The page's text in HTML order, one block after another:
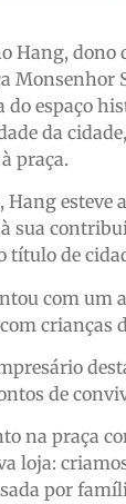
Hang,
Monsenhor
do espaço
da
praça.
esteve
sua
título de
com um
crianças
de
na praça
loja:
por